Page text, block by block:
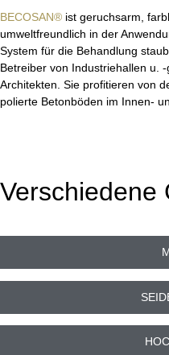
BECOSAN® ist geruchsarm,
umweltfreundlich in der
System für die Behandlung
Betreiber von Industriehallen u.
Architekten. Sie profitieren von
polierte Betonböden im Innen-
Verschiedene